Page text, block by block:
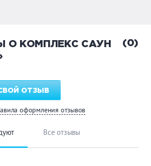
О КОМПЛЕКС САУН
(0)
ОТЗЫВ
оформления отзывов
Все отзывы